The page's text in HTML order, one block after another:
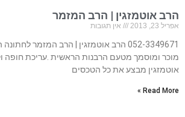
הרב אוטמזגין | הרב המזמר
אפריל 23, 2013 אין תגובות
052-3349671 הרב אוטמזגין | הרב המזמר
מוכר ומוסמך מטעם הרבנות הראשית .עריכת חופה
אוטמזגין מבצע את כל הטכסים
Read More »